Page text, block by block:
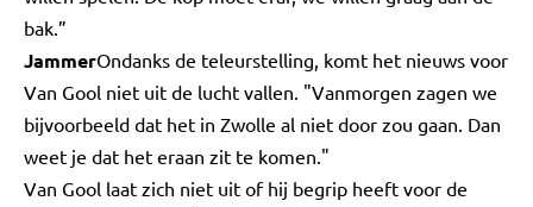
bak.”
JammerOndanks de teleurstelling, komt het nieuws voor
Van Gool niet uit de lucht vallen. "Vanmorgen zagen we
bijvoorbeeld dat het in Zwolle al niet door zou gaan. Dan
weet je dat het eraan zit te komen."
Van Gool laat zich niet uit of hij begrip heeft voor de